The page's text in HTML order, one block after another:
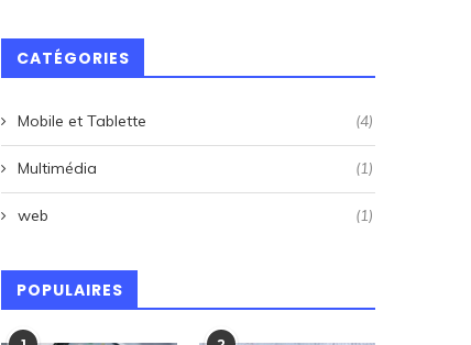
CATÉGORIES
Mobile et Tablette (4)
Multimédia (1)
web (1)
POPULAIRES